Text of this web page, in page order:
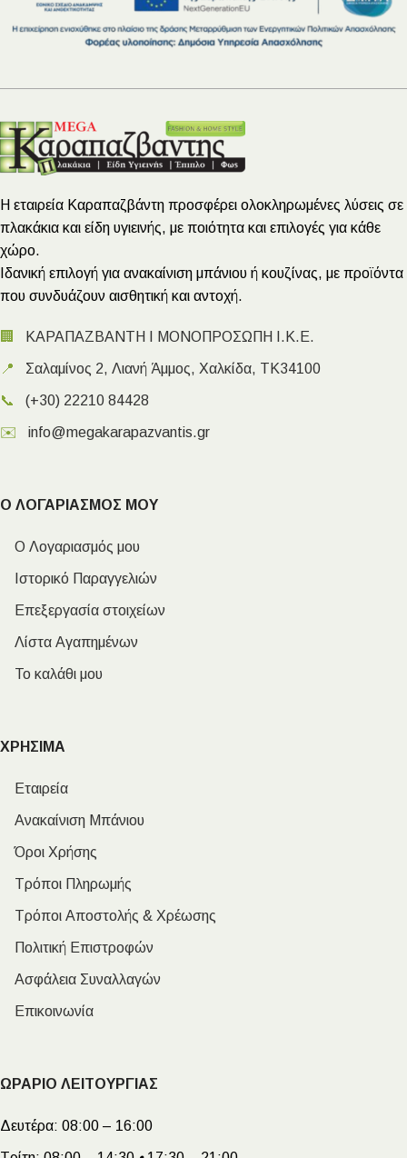
Η εταιρεία Καραπαζβάντη προσφέρει ολοκληρωμένες λύσεις σε
πλακάκια και είδη υγιεινής, με ποιότητα και επιλογές για κάθε
χώρο.
Ιδανική επιλογή για ανακαίνιση μπάνιου ή κουζίνας, με προϊόντα
που συνδυάζουν αισθητική και αντοχή.
🏢 ΚΑΡΑΠΑΖΒΑΝΤΗ Ι ΜΟΝΟΠΡΟΣΩΠΗ Ι.Κ.Ε.
📍 Σαλαμίνος 2, Λιανή Άμμος, Χαλκίδα, ΤΚ34100
📞 (+30) 22210 84428
✉️ info@megakarapazvantis.gr
Ο ΛΟΓΑΡΙΑΣΜΟΣ ΜΟΥ
Ο Λογαριασμός μου
Ιστορικό Παραγγελιών
Επεξεργασία στοιχείων
Λίστα Αγαπημένων
Το καλάθι μου
ΧΡΗΣΙΜΑ
Εταιρεία
Ανακαίνιση Μπάνιου
Όροι Χρήσης
Τρόποι Πληρωμής
Τρόποι Αποστολής & Χρέωσης
Πολιτική Επιστροφών
Ασφάλεια Συναλλαγών
Επικοινωνία
ΩΡΑΡΙΟ ΛΕΙΤΟΥΡΓΙΑΣ
Δευτέρα: 08:00 – 16:00